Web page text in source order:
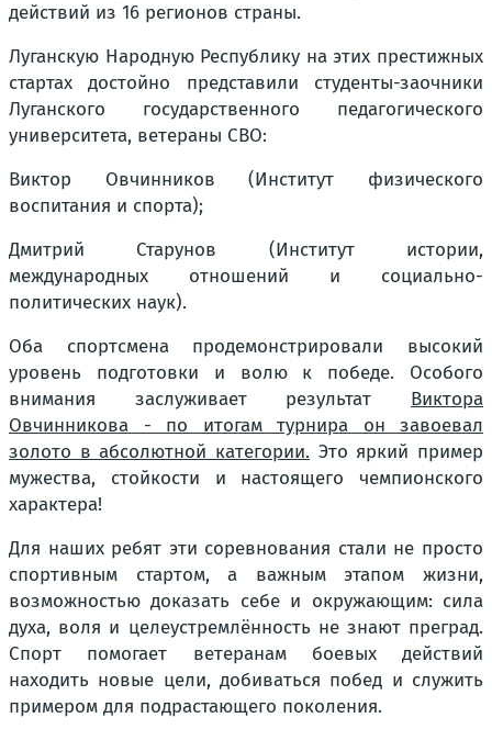
действий из 16 регионов страны.
Луганскую Народную Республику на этих престижных
стартах достойно представили студенты-заочники
Луганского государственного педагогического
университета, ветераны СВО:
Виктор Овчинников (Институт физического
воспитания и спорта);
Дмитрий Старунов (Институт истории,
международных отношений и социально-
политических наук).
Оба спортсмена продемонстрировали высокий
уровень подготовки и волю к победе. Особого
внимания заслуживает результат Виктора
Овчинникова - по итогам турнира он завоевал
золото в абсолютной категории. Это яркий пример
мужества, стойкости и настоящего чемпионского
характера!
Для наших ребят эти соревнования стали не просто
спортивным стартом, а важным этапом жизни,
возможностью доказать себе и окружающим: сила
духа, воля и целеустремлённость не знают преград.
Спорт помогает ветеранам боевых действий
находить новые цели, добиваться побед и служить
примером для подрастающего поколения.